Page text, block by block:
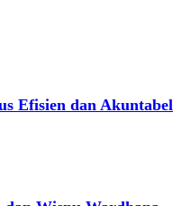
Efisien dan Akuntabel